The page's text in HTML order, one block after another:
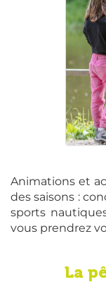
Animations et
des saisons :
sports
vous prendrez
La